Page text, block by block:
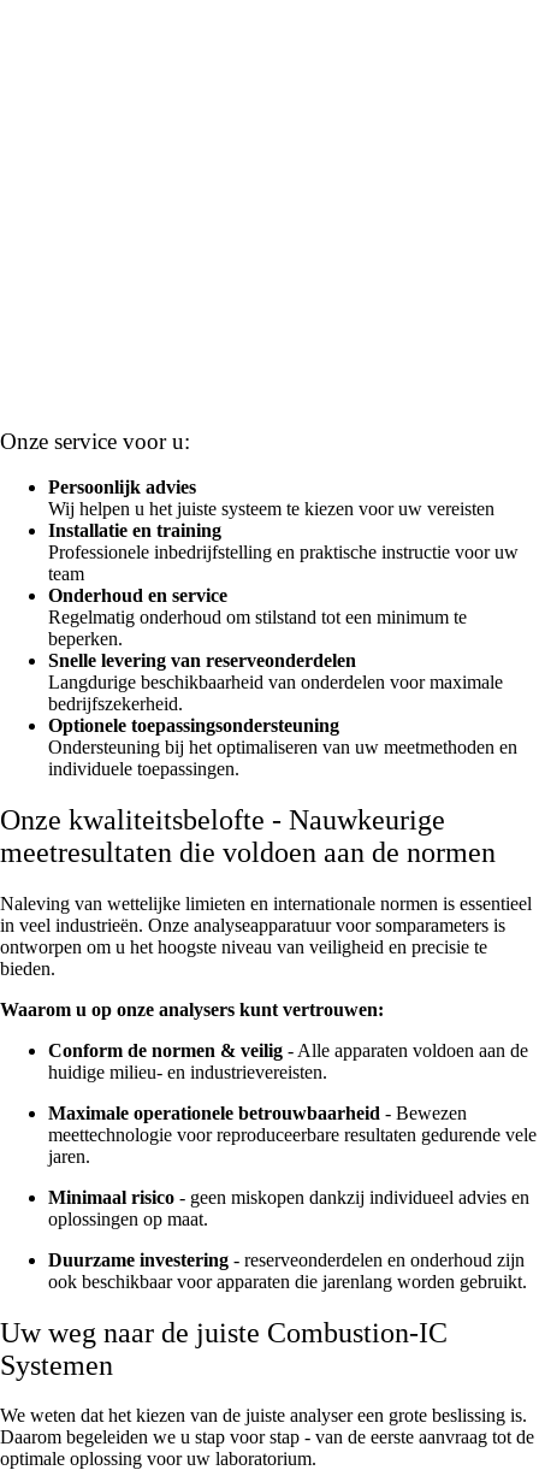
Onze service voor u:
Persoonlijk advies
Wij helpen u het juiste systeem te kiezen voor uw vereisten
Installatie en training
Professionele inbedrijfstelling en praktische instructie voor uw
team
Onderhoud en service
Regelmatig onderhoud om stilstand tot een minimum te
beperken.
Snelle levering van reserveonderdelen
Langdurige beschikbaarheid van onderdelen voor maximale
bedrijfszekerheid.
Optionele toepassingsondersteuning
Ondersteuning bij het optimaliseren van uw meetmethoden en
individuele toepassingen.
Onze kwaliteitsbelofte - Nauwkeurige
meetresultaten die voldoen aan de normen
Naleving van wettelijke limieten en internationale normen is essentieel
in veel industrieën. Onze analyseapparatuur voor somparameters is
ontworpen om u het hoogste niveau van veiligheid en precisie te
bieden.
Waarom u op onze analysers kunt vertrouwen:
Conform de normen & veilig - Alle apparaten voldoen aan de
huidige milieu- en industrievereisten.
Maximale operationele betrouwbaarheid - Bewezen
meettechnologie voor reproduceerbare resultaten gedurende vele
jaren.
Minimaal risico - geen miskopen dankzij individueel advies en
oplossingen op maat.
Duurzame investering - reserveonderdelen en onderhoud zijn
ook beschikbaar voor apparaten die jarenlang worden gebruikt.
Uw weg naar de juiste Combustion-IC
Systemen
We weten dat het kiezen van de juiste analyser een grote beslissing is.
Daarom begeleiden we u stap voor stap - van de eerste aanvraag tot de
optimale oplossing voor uw laboratorium.